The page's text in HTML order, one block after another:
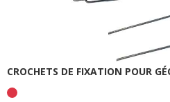
CROCHETS DE FIXATION POUR